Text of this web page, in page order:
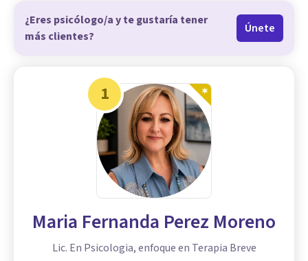
¿Eres psicólogo/a y te gustaría tener
más clientes?
Únete
1
Maria Fernanda Perez Moreno
Lic. En Psicologia, enfoque en Terapia Breve